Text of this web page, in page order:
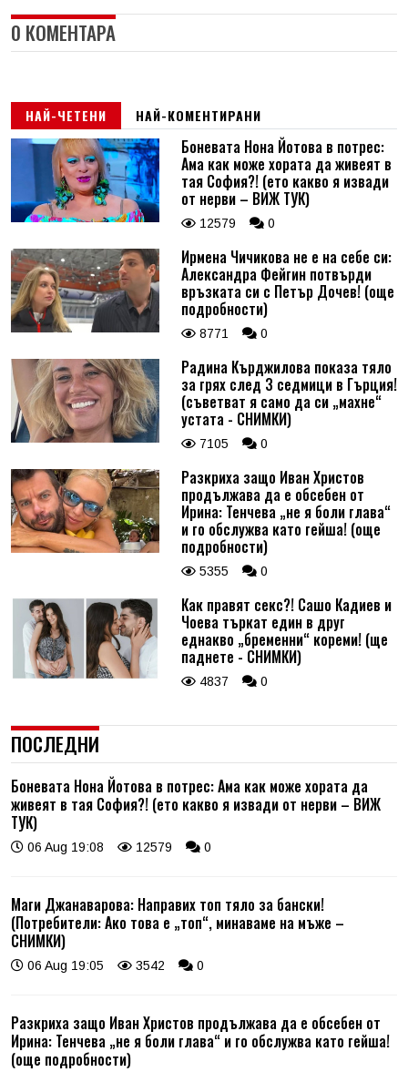
0 КОМЕНТАРА
НАЙ-ЧЕТЕНИ НАЙ-КОМЕНТИРАНИ
Боневата Нона Йотова в потрес:
Ама как може хората да живеят в
тая София?! (ето какво я извади
от нерви – ВИЖ ТУК)
12579 0
Ирмена Чичикова не е на себе си:
Александра Фейгин потвърди
връзката си с Петър Дочев! (още
подробности)
8771 0
Радина Кърджилова показа тяло
за грях след 3 седмици в Гърция!
(съветват я само да си „махне“
устата - СНИМКИ)
7105 0
Разкриха защо Иван Христов
продължава да е обсебен от
Ирина: Тенчева „не я боли глава“
и го обслужва като гейша! (още
подробности)
5355 0
Как правят секс?! Сашо Кадиев и
Чоева търкат един в друг
еднакво „бременни“ кореми! (ще
паднете - СНИМКИ)
4837 0
ПОСЛЕДНИ
Боневата Нона Йотова в потрес: Ама как може хората да
живеят в тая София?! (ето какво я извади от нерви – ВИЖ
ТУК)
06 Aug 19:08 12579 0
Маги Джанаварова: Направих топ тяло за бански!
(Потребители: Ако това е „топ“, минаваме на мъже –
СНИМКИ)
06 Aug 19:05 3542 0
Разкриха защо Иван Христов продължава да е обсебен от
Ирина: Тенчева „не я боли глава“ и го обслужва като гейша!
(още подробности)